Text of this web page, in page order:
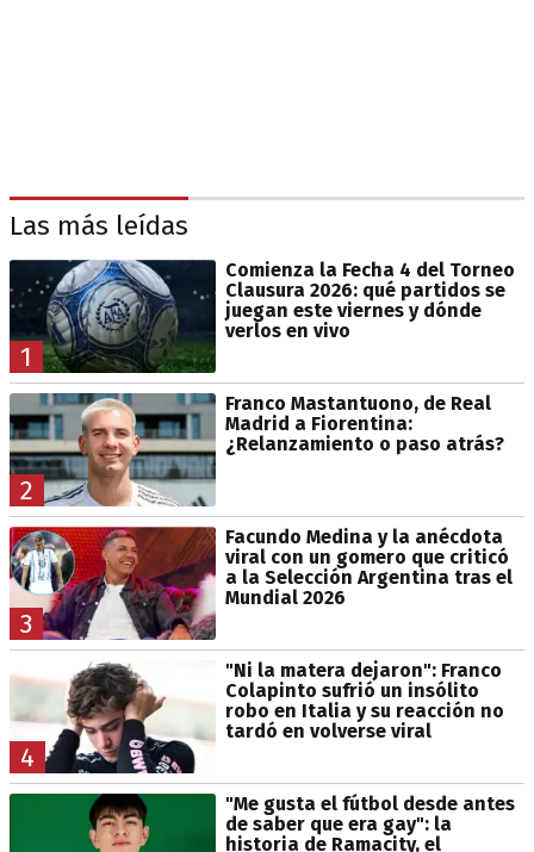
Las más leídas
1
Comienza la Fecha 4 del Torneo
Clausura 2026: qué partidos se
juegan este viernes y dónde
verlos en vivo
2
Franco Mastantuono, de Real
Madrid a Fiorentina:
¿Relanzamiento o paso atrás?
3
Facundo Medina y la anécdota
viral con un gomero que criticó
a la Selección Argentina tras el
Mundial 2026
4
"Ni la matera dejaron": Franco
Colapinto sufrió un insólito
robo en Italia y su reacción no
tardó en volverse viral
"Me gusta el fútbol desde antes
de saber que era gay": la
historia de Ramacity, el